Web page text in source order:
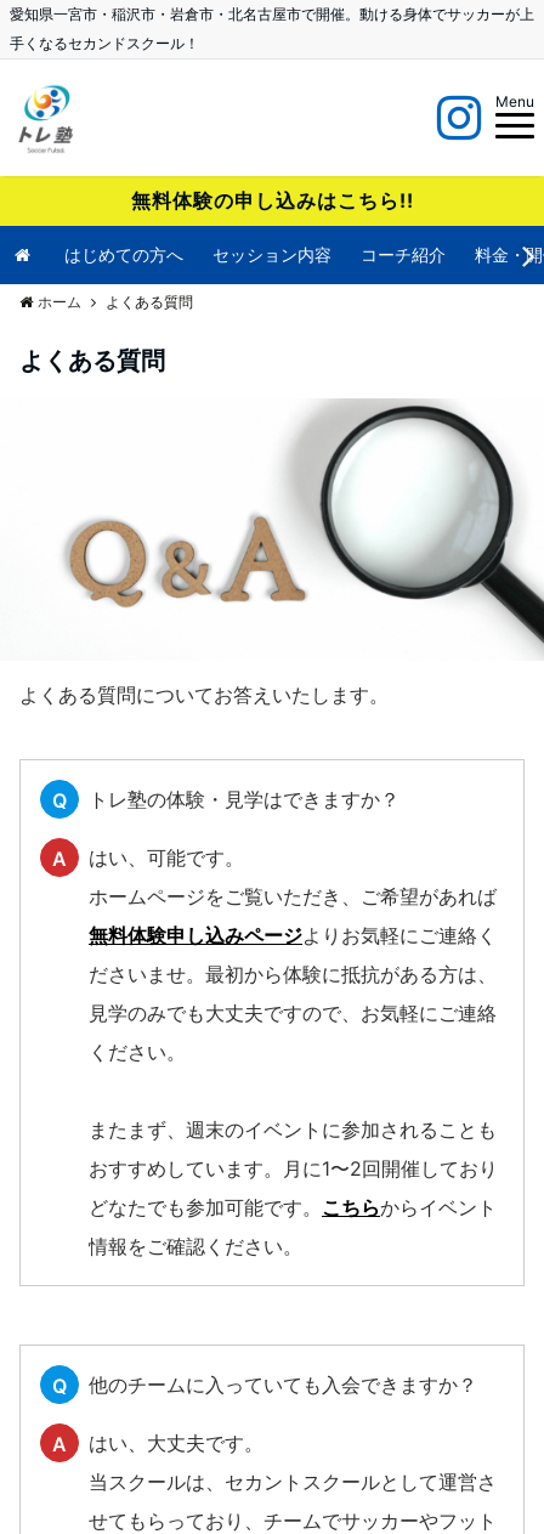
愛知県一宮市・稲沢市・岩倉市・北名古屋市で開催。動ける身体でサッカーが上
手くなるセカンドスクール！
Menu
無料体験の申し込みはこちら!!
はじめての方へ セッション内容 コーチ紹介 料金・
ホーム よくある質問
よくある質問
よくある質問についてお答えいたします。
Q トレ塾の体験・見学はできますか？
A
はい、可能です。
ホームページをご覧いただき、ご希望があれば
無料体験申し込みページよりお気軽にご連絡く
ださいませ。最初から体験に抵抗がある方は、
見学のみでも大丈夫ですので、お気軽にご連絡
ください。
またまず、週末のイベントに参加されることも
おすすめしています。月に1〜2回開催しており
どなたでも参加可能です。 こちらからイベント
情報をご確認ください。
Q 他のチームに入っていても入会できますか？
A
はい、大丈夫です。
当スクールは、セカントスクールとして運営さ
せてもらっており、チームでサッカーやフット